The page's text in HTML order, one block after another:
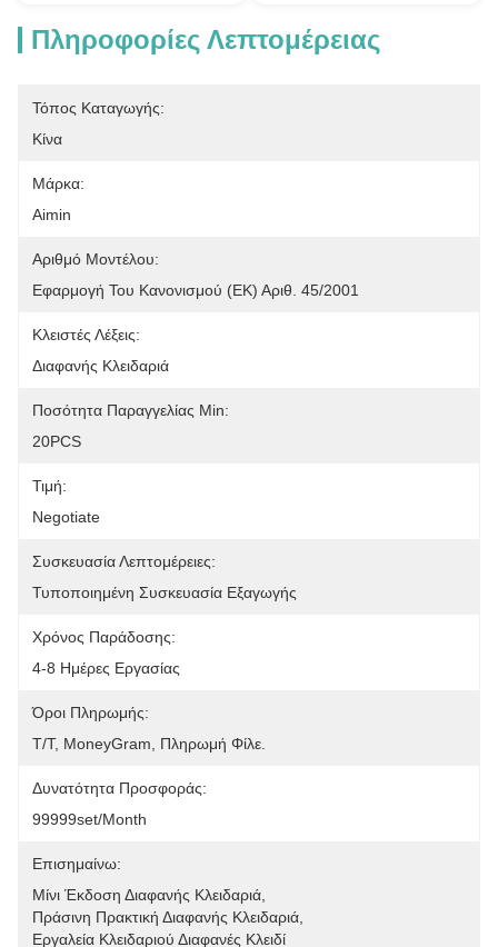
Πληροφορίες Λεπτομέρειας
Τόπος Καταγωγής:
Κίνα
Μάρκα:
Aimin
Αριθμό Μοντέλου:
Εφαρμογή Του Κανονισμού (ΕΚ) Αριθ. 45/2001
Κλειστές Λέξεις:
Διαφανής Κλειδαριά
Ποσότητα Παραγγελίας Min:
20PCS
Τιμή:
Negotiate
Συσκευασία Λεπτομέρειες:
Τυποποιημένη Συσκευασία Εξαγωγής
Χρόνος Παράδοσης:
4-8 Ημέρες Εργασίας
Όροι Πληρωμής:
Τ/Τ, MoneyGram, Πληρωμή Φίλε.
Δυνατότητα Προσφοράς:
99999set/Month
Επισημαίνω:
Μίνι Έκδοση Διαφανής Κλειδαριά
Πράσινη Πρακτική Διαφανής Κλειδαριά
Εργαλεία Κλειδαριού Διαφανές Κλειδί